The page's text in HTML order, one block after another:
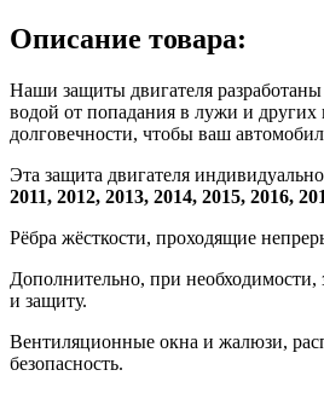
Описание товара:
Наши защиты двигателя
водой от попадания в лужи и
долговечности, чтобы ваш
Эта защита двигателя
2011, 2012, 2013, 2014, 2015, 2016,
Рёбра жёсткости, проходящие
Дополнительно, при
и защиту.
Вентиляционные окна и жалюзи,
безопасность.